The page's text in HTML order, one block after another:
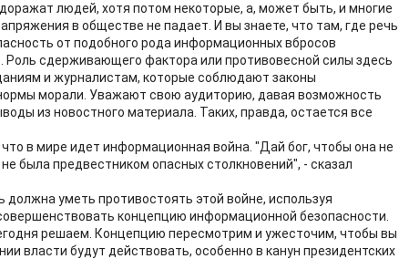
людей, хотя потом некоторые, а, может быть, и многие
в обществе не падает. И вы знаете, что там, где речь
от подобного рода информационных вбросов
Роль сдерживающего фактора или противовесной силы здесь
и журналистам, которые соблюдают законы
морали. Уважают свою аудиторию, давая возможность
из новостного материала. Таких, правда, остается все
что в мире идет информационная война. "Дай бог, чтобы она не
была предвестником опасных столкновений", - сказал
должна уметь противостоять этой войне, используя
концепцию информационной безопасности.
решаем. Концепцию пересмотрим и ужесточим, чтобы вы
власти будут действовать, особенно в канун президентских